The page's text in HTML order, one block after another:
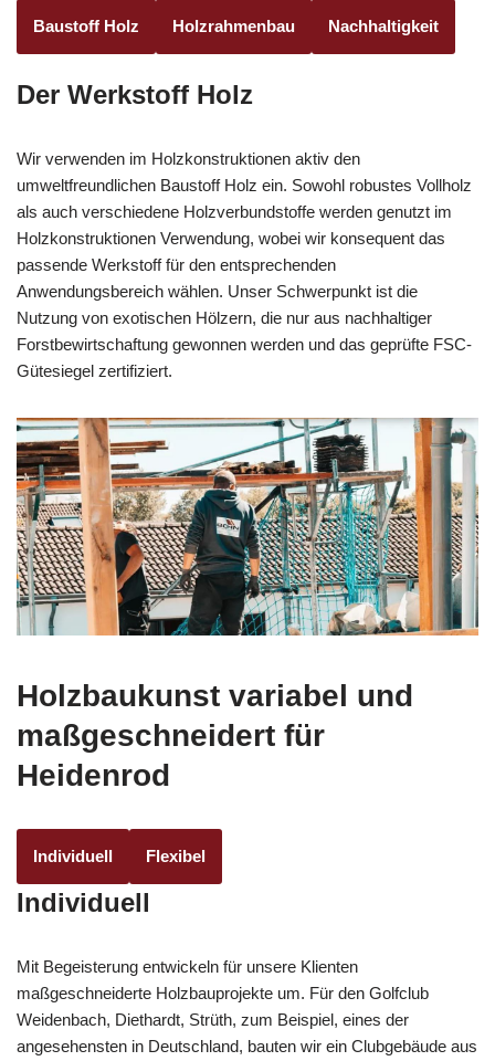
Baustoff Holz Holzrahmenbau Nachhaltigkeit
Der Werkstoff Holz
Wir verwenden im Holzkonstruktionen aktiv den
umweltfreundlichen Baustoff Holz ein. Sowohl robustes Vollholz
als auch verschiedene Holzverbundstoffe werden genutzt im
Holzkonstruktionen Verwendung, wobei wir konsequent das
passende Werkstoff für den entsprechenden
Anwendungsbereich wählen. Unser Schwerpunkt ist die
Nutzung von exotischen Hölzern, die nur aus nachhaltiger
Forstbewirtschaftung gewonnen werden und das geprüfte FSC-
Gütesiegel zertifiziert.
Holzbaukunst variabel und
maßgeschneidert für
Heidenrod
Individuell Flexibel
Individuell
Mit Begeisterung entwickeln für unsere Klienten
maßgeschneiderte Holzbauprojekte um. Für den Golfclub
Weidenbach, Diethardt, Strüth, zum Beispiel, eines der
angesehensten in Deutschland, bauten wir ein Clubgebäude aus